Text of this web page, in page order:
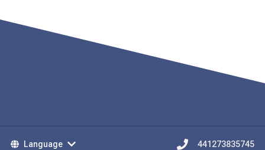
Language 441273835745